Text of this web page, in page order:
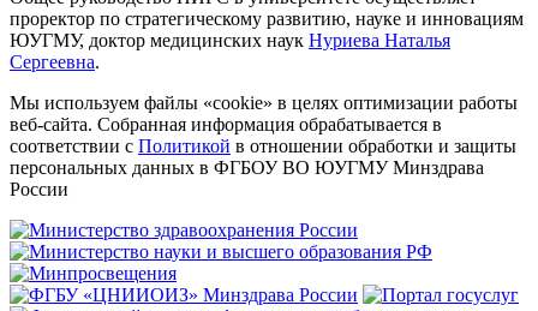
проректор по стратегическому развитию, науке и инновациям
ЮУГМУ, доктор медицинских наук Нуриева Наталья
Сергеевна.
Мы используем файлы «cookie» в целях оптимизации работы
веб-сайта. Собранная информация обрабатывается в
соответствии с Политикой в отношении обработки и защиты
персональных данных в ФГБОУ ВО ЮУГМУ Минздрава
России